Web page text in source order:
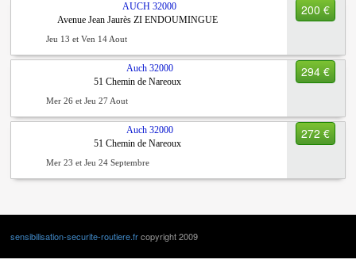
200 €
AUCH 32000
Avenue Jean Jaurès ZI ENDOUMINGUE
Jeu 13 et Ven 14 Aout
294 €
Auch 32000
51 Chemin de Nareoux
Mer 26 et Jeu 27 Aout
272 €
Auch 32000
51 Chemin de Nareoux
Mer 23 et Jeu 24 Septembre
sensibilisation-securite-routiere.frcopyright 2009